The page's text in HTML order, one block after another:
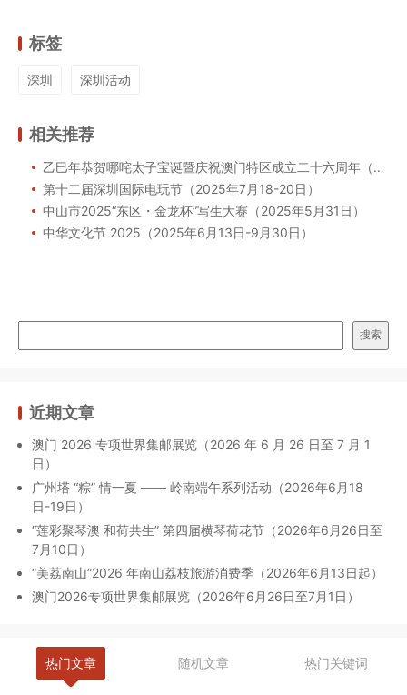
标签
深圳 深圳活动
相关推荐
乙巳年恭贺哪咤太子宝诞暨庆祝澳门特区成立二十六周年（2025年6月7日至13日）
第十二届深圳国际电玩节（2025年7月18-20日）
中山市2025“东区・金龙杯”写生大赛（2025年5月31日）
中华文化节 2025（2025年6月13日-9月30日）
搜索
近期文章
澳门 2026 专项世界集邮展览（2026 年 6 月 26 日至 7 月 1
日）
广州塔 “粽” 情一夏 —— 岭南端午系列活动（2026年6月18
日-19日）
“莲彩聚琴澳 和荷共生” 第四届横琴荷花节（2026年6月26日至
7月10日）
“美荔南山”2026 年南山荔枝旅游消费季（2026年6月13日起）
澳门2026专项世界集邮展览（2026年6月26日至7月1日）
热门文章 随机文章 热门关键词